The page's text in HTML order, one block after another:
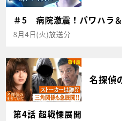
＃5 病院激震！パワハラ
8月4日(火)放送分
名探偵
第4話 超戦慄展開